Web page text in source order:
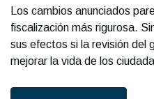
Los cambios anunciados
fiscalización más rigurosa.
sus efectos si la revisión del
mejorar la vida de los